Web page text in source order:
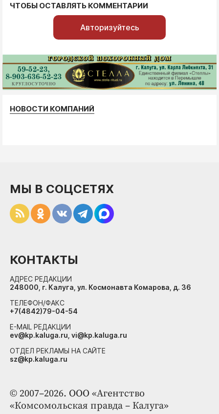
ЧТОБЫ ОСТАВЛЯТЬ КОММЕНТАРИИ
Авторизуйтесь
НОВОСТИ КОМПАНИЙ
© 2007–2026. ООО «Агентство
«Комсомольская правда – Калуга»
МЫ В СОЦСЕТЯХ
КОНТАКТЫ
АДРЕС РЕДАКЦИИ
248000, г. Калуга, ул. Космонавта Комарова, д. 36
ТЕЛЕФОН/ФАКС
+7(4842)79-04-54
E-MAIL РЕДАКЦИИ
ev@kp.kaluga.ru, vi@kp.kaluga.ru
ОТДЕЛ РЕКЛАМЫ НА САЙТЕ
sz@kp.kaluga.ru